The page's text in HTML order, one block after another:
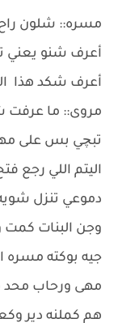
مسره:: شلون
أعرف شنو يعني
أعرف شكد هذا
مروى:: ما عرفت
تبچي بس على
اليتم اللي رجع
دموعي تنزل
وجن البنات
جيه بوكته مسره
مهى ورحاب محد
هم كملنه دير